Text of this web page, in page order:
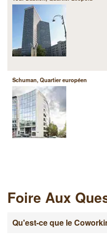
Schuman, Quartier européen
Foire Aux
Qu'est-ce que le